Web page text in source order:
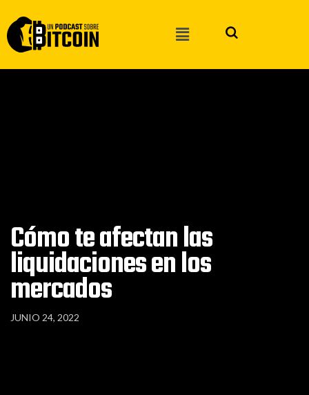
Cómo te afectan las
liquidaciones en los
mercados
JUNIO 24, 2022